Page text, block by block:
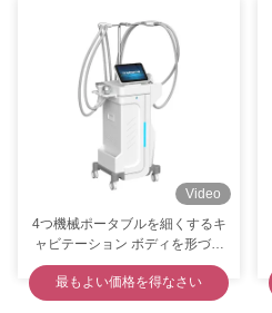
Video
4つ機械ポータブルを細くするキ
ャビテーション ボディを形づけ
る1つのボディに付き1年の保証
最もよい価格を得なさい